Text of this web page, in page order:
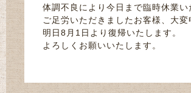
体調不良により今日まで臨時休業い
ご足労いただきましたお客様、大
明日8月1日より復帰いたします。
よろしくお願いいたします。